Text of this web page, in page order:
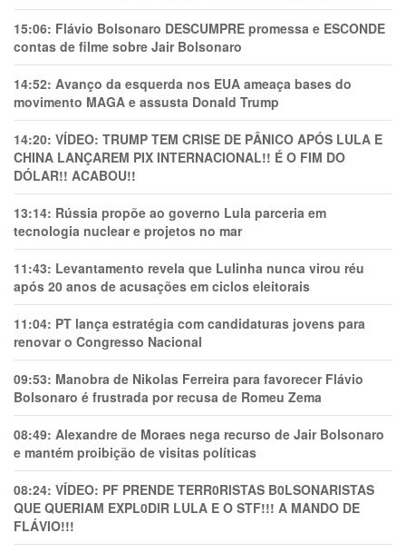
15:06: Flávio Bolsonaro DESCUMPRE promessa e ESCONDE
contas de filme sobre Jair Bolsonaro
14:52: Avanço da esquerda nos EUA ameaça bases do
movimento MAGA e assusta Donald Trump
14:20: VÍDEO: TRUMP TEM CRlSE DE PÂNlCO APÓS LULA E
CHINA LANÇAREM PIX INTERNACIONAL!! É O FIM DO
DÓLAR!! ACABOU!!
13:14: Rússia propõe ao governo Lula parceria em
tecnologia nuclear e projetos no mar
11:43: Levantamento revela que Lulinha nunca virou réu
após 20 anos de acusações em ciclos eleitorais
11:04: PT lança estratégia com candidaturas jovens para
renovar o Congresso Nacional
09:53: Manobra de Nikolas Ferreira para favorecer Flávio
Bolsonaro é frustrada por recusa de Romeu Zema
08:49: Alexandre de Moraes nega recurso de Jair Bolsonaro
e mantém proibição de visitas políticas
08:24: VÍDEO: PF PRENDE TERR0RlSTAS B0LSONARlSTAS
QUE QUERIAM EXPL0DlR LULA E O STF!!! A MANDO DE
FLÁVIO!!!